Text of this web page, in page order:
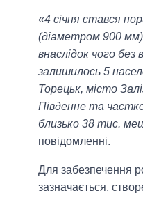
«4 січня стався
(діаметром 900 мм)
внаслідок чого
залишилось 5
Торецьк, місто
Південне та
близько 38 тис.
повідомленні.
Для забезпечення
зазначається,